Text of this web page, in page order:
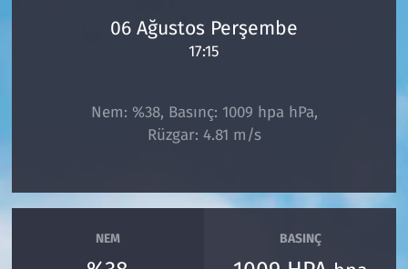
06 Ağustos Perşembe
17:15
Nem: %38, Basınç: 1009 hpa hPa,
Rüzgar: 4.81 m/s
NEM BASINÇ